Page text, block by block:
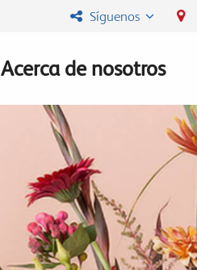
Síguenos
Acerca de nosotros